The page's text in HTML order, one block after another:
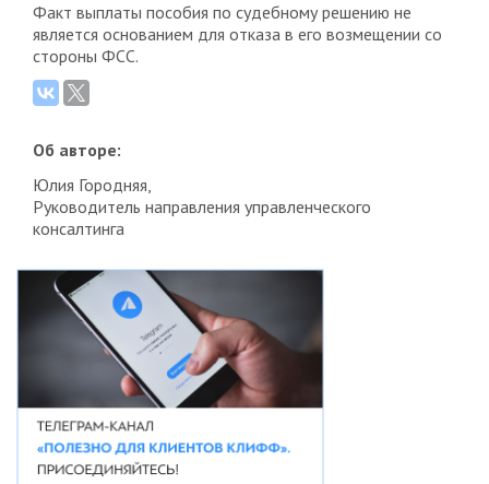
Факт выплаты пособия по судебному решению не
является основанием для отказа в его возмещении со
стороны ФСС.
Об авторе:
Юлия Городняя,
Руководитель направления управленческого
консалтинга